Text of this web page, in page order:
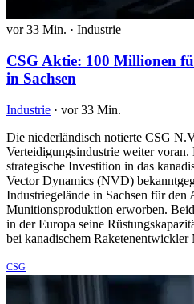
vor 33 Min. · Industrie
CSG Aktie: 100 Millionen
in Sachsen
Industrie · vor 33 Min.
Die niederländisch notierte CSG
Verteidigungsindustrie weiter voran.
strategische Investition in das
Vector Dynamics (NVD)
Industriegelände in Sachsen für den
Munitionsproduktion erworben.
in der Europa seine
bei kanadischem
CSG